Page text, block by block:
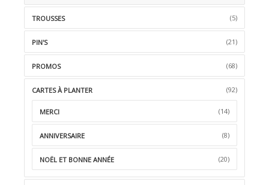
TROUSSES (5)
PIN'S (21)
PROMOS (68)
CARTES À PLANTER (92)
MERCI (14)
ANNIVERSAIRE (8)
NOËL ET BONNE ANNÉE (20)